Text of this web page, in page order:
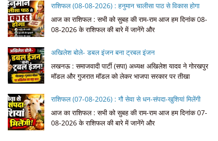
राशिफल (08-08-2026) : हनुमान चालीसा पाठ से विकास होगा
आज का राशिफल : सभी को सुबह की राम-राम आज हम दिनांक 08-
08-2026 के राशिफल की बारे में जानेंगे और
अखिलेश बोले- डबल इंजन बना ट्रबल इंजन
लखनऊ : समाजवादी पार्टी (सपा) अध्यक्ष अखिलेश यादव ने गोरखपुर
मॉडल और गुजरात मॉडल को लेकर भाजपा सरकार पर तीखा
राशिफल (07-08-2026) : गौ सेवा से धन-संपदा-खुशियां मिलेंगी
आज का राशिफल : सभी को सुबह की राम-राम आज हम दिनांक 07-
08-2026 के राशिफल की बारे में जानेंगे और